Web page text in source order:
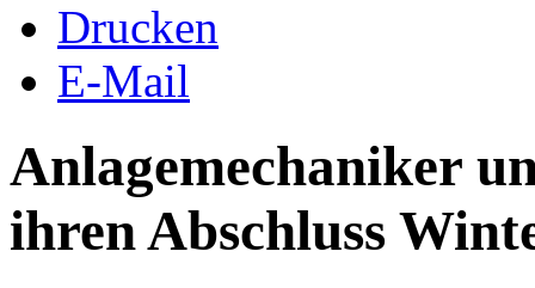
Drucken
E-Mail
Anlagemechaniker
ihren Abschluss